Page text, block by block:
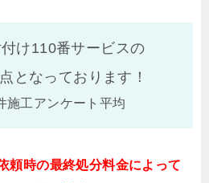
け110番サービスの
点となっております！
工アンケート平均
頼時の最終処分料金によって